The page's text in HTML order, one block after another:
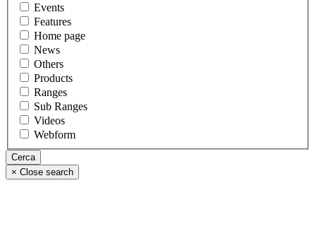
Events
Features
Home page
News
Others
Products
Ranges
Sub Ranges
Videos
Webform
× Close search